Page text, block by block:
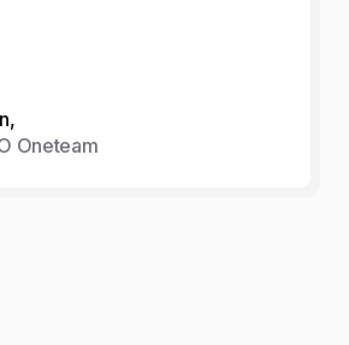
Oneteam